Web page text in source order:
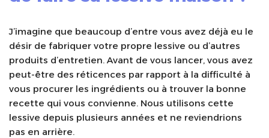
J’imagine que beaucoup d’entre vous avez déjà eu le
désir de fabriquer votre propre lessive ou d’autres
produits d’entretien. Avant de vous lancer, vous avez
peut-être des réticences par rapport à la difficulté à
vous procurer les ingrédients ou à trouver la bonne
recette qui vous convienne. Nous utilisons cette
lessive depuis plusieurs années et ne reviendrions
pas en arrière.